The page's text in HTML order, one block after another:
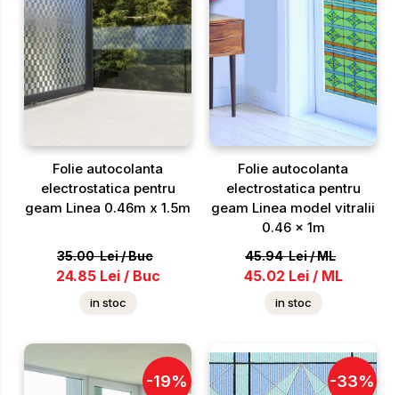
Folie autocolanta
electrostatica pentru
geam Linea 0.46m x 1.5m
35.00 Lei/Buc
24.85 Lei / Buc
in stoc
Folie autocolanta
electrostatica pentru
geam Linea model vitralii
0.46 x 1m
45.94 Lei/ML
45.02 Lei / ML
in stoc
-19% -33%